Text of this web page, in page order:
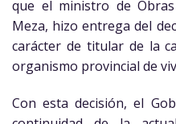
que el ministro de
Meza, hizo entrega del
carácter de titular de la
organismo provincial de
Con esta decisión, el